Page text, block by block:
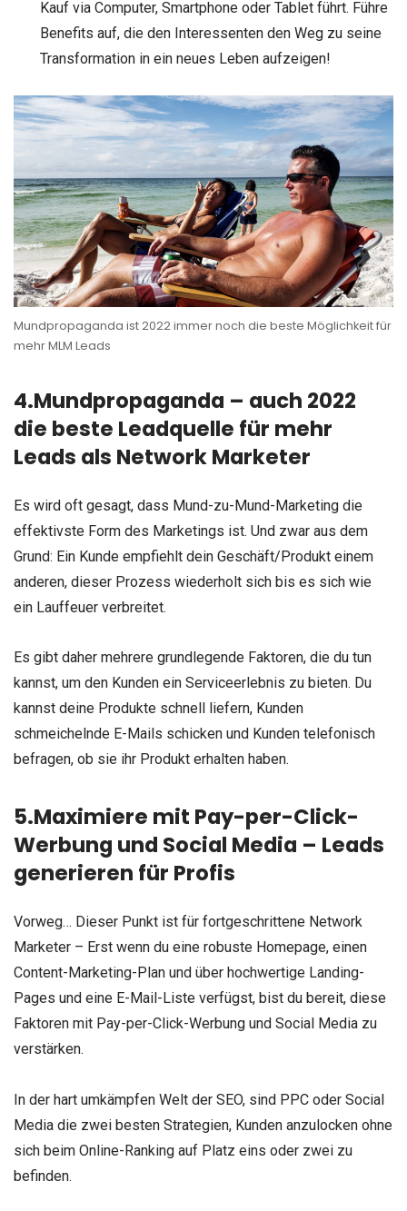
Kauf via Computer, Smartphone oder Tablet führt. Führe
Benefits auf, die den Interessenten den Weg zu seine
Transformation in ein neues Leben aufzeigen!
Mundpropaganda ist 2022 immer noch die beste Möglichkeit für
mehr MLM Leads
4.Mundpropaganda – auch 2022
die beste Leadquelle für mehr
Leads als Network Marketer
Es wird oft gesagt, dass Mund-zu-Mund-Marketing die
effektivste Form des Marketings ist. Und zwar aus dem
Grund: Ein Kunde empfiehlt dein Geschäft/Produkt einem
anderen, dieser Prozess wiederholt sich bis es sich wie
ein Lauffeuer verbreitet.
Es gibt daher mehrere grundlegende Faktoren, die du tun
kannst, um den Kunden ein Serviceerlebnis zu bieten. Du
kannst deine Produkte schnell liefern, Kunden
schmeichelnde E-Mails schicken und Kunden telefonisch
befragen, ob sie ihr Produkt erhalten haben.
5.Maximiere mit Pay-per-Click-
Werbung und Social Media – Leads
generieren für Profis
Vorweg… Dieser Punkt ist für fortgeschrittene Network
Marketer – Erst wenn du eine robuste Homepage, einen
Content-Marketing-Plan und über hochwertige Landing-
Pages und eine E-Mail-Liste verfügst, bist du bereit, diese
Faktoren mit Pay-per-Click-Werbung und Social Media zu
verstärken.
In der hart umkämpfen Welt der SEO, sind PPC oder Social
Media die zwei besten Strategien, Kunden anzulocken ohne
sich beim Online-Ranking auf Platz eins oder zwei zu
befinden.